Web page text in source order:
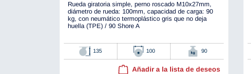
Rueda giratoria simple, perno roscado M10x27mm,
diámetro de rueda: 100mm, capacidad de carga: 90
kg, con neumático termoplástico gris que no deja
huella (TPE) / 90 Shore A
135 100 90
Añadir a la lista de deseos